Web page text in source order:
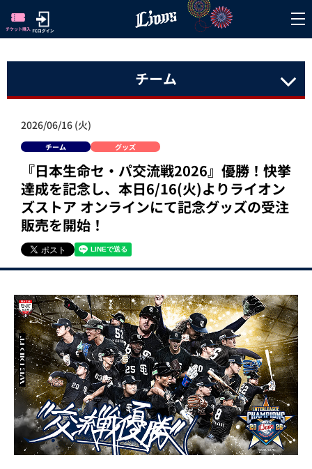
チーム
2026/06/16 (火)
チーム グッズ
『日本生命セ・パ交流戦2026』優勝！快挙
達成を記念し、本日6/16(火)よりライオン
ズストア オンラインにて記念グッズの受注
販売を開始！